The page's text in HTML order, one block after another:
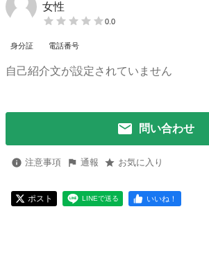
女性
0.0
身分証 電話番号
自己紹介文が設定されていません
問い合わせ
注意事項 通報 お気に入り
ポスト LINEで送る いいね！